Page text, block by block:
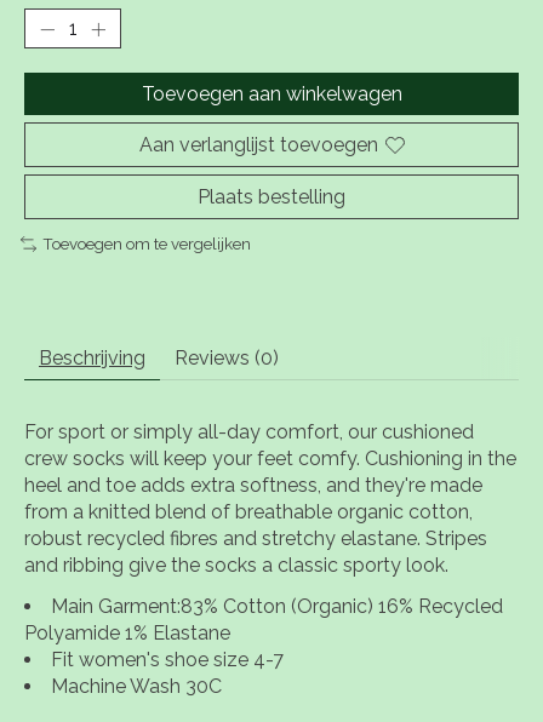
Toevoegen aan winkelwagen
Aan verlanglijst toevoegen
Plaats bestelling
Toevoegen om te vergelijken
Beschrijving Reviews (0)
For sport or simply all-day comfort, our cushioned
crew socks will keep your feet comfy. Cushioning in the
heel and toe adds extra softness, and they're made
from a knitted blend of breathable organic cotton,
robust recycled fibres and stretchy elastane. Stripes
and ribbing give the socks a classic sporty look.
Main Garment:83% Cotton (Organic) 16% Recycled
Polyamide 1% Elastane
Fit women's shoe size 4-7
Machine Wash 30C